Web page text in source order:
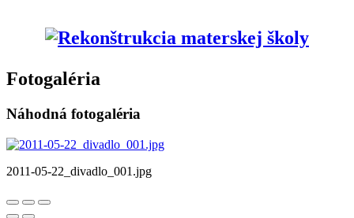
Fotogaléria
Náhodná fotogaléria
2011-05-22_divadlo_001.jpg